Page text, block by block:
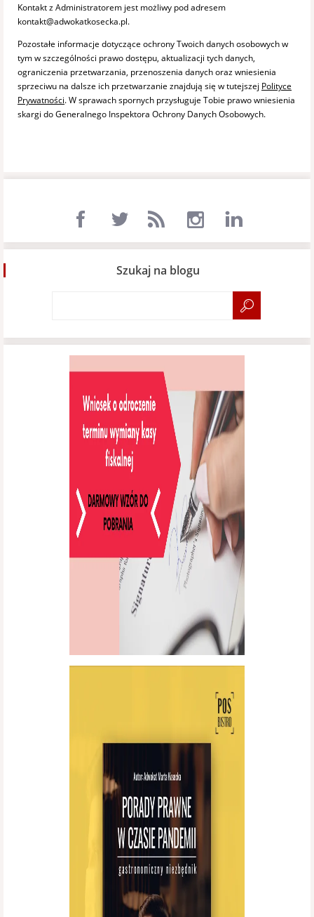
Kontakt z Administratorem jest możliwy pod adresem
kontakt@adwokatkosecka.pl.
Pozostałe informacje dotyczące ochrony Twoich danych osobowych w
tym w szczególności prawo dostępu, aktualizacji tych danych,
ograniczenia przetwarzania, przenoszenia danych oraz wniesienia
sprzeciwu na dalsze ich przetwarzanie znajdują się w tutejszej Polityce
Prywatności. W sprawach spornych przysługuje Tobie prawo wniesienia
skargi do Generalnego Inspektora Ochrony Danych Osobowych.
Szukaj na blogu